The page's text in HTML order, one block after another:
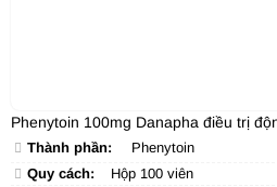
Phenytoin 100mg Danapha điều trị
Thành phần:
Phenytoin
Quy cách:
Hộp 100 viên